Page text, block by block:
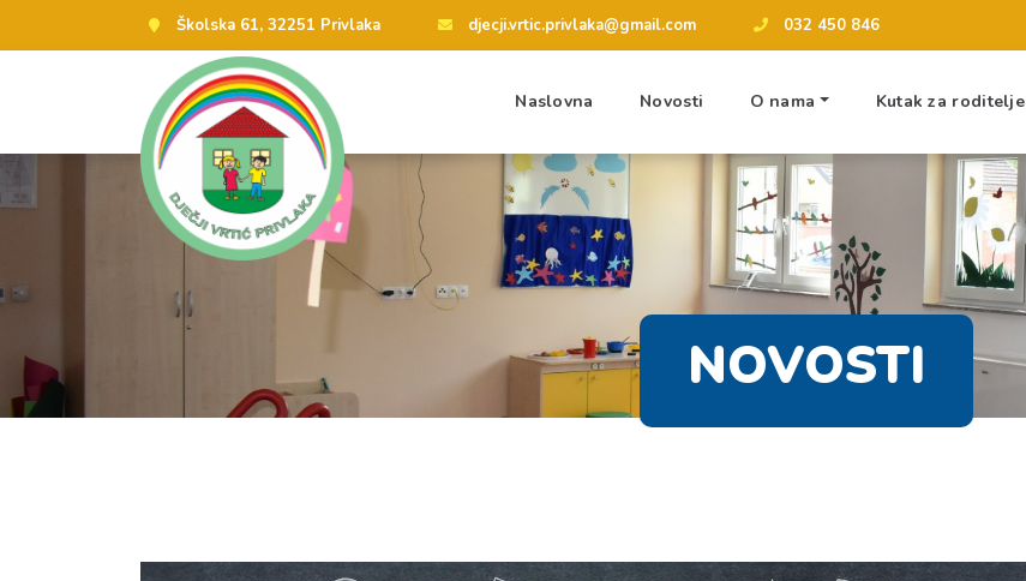
Školska 61, 32251 Privlaka djecji.vrtic.privlaka@gmail.com 032 450 846
Naslovna Novosti O nama Kutak za roditelje
NOVOSTI